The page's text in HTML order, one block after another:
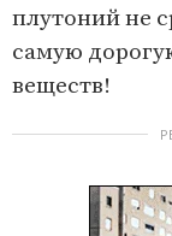
плутоний не
самую
веществ!